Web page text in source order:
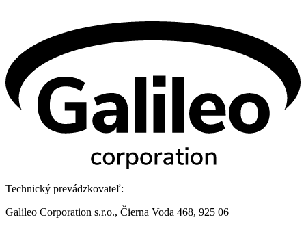
Technický prevádzkovateľ:
Galileo Corporation s.r.o., Čierna Voda 468, 925 06